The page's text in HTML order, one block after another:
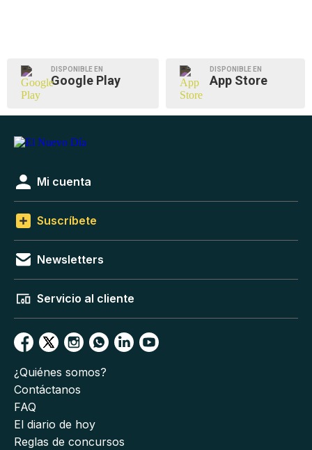
DISPONIBLE EN
Google Play
DISPONIBLE EN
App Store
Mi cuenta
Suscríbete
Newsletters
Servicio al cliente
¿Quiénes somos?
Contáctanos
FAQ
El diario de hoy
Reglas de concursos